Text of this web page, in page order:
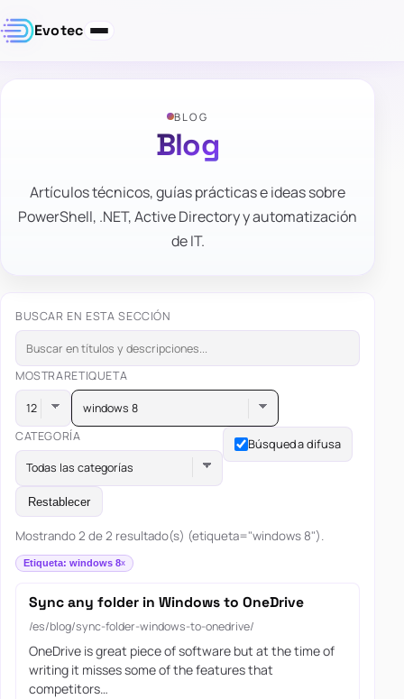
Evotec
BLOG
Blog
Artículos técnicos, guías prácticas e ideas sobre
PowerShell, .NET, Active Directory y automatización
de IT.
BUSCAR EN ESTA SECCIÓN
MOSTRARETIQUETA
windows 8
CATEGORÍA
Todas las categorías
Búsqueda difusa
Restablecer
Mostrando 2 de 2 resultado(s) (etiqueta="windows 8").
Etiqueta: windows 8
Sync any folder in Windows to OneDrive
/es/blog/sync-folder-windows-to-onedrive/
OneDrive is great piece of software but at the time of
writing it misses some of the features that
competitors…